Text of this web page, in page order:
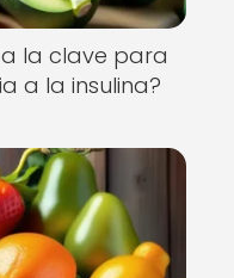
la clave para
a la insulina?